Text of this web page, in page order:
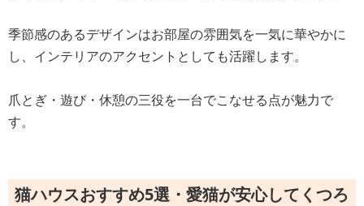
季節感のあるデザインはお部屋の雰囲気を一気に華やかに
し、インテリアのアクセントとしても活躍します。
爪とぎ・遊び・休憩の三役を一台でこなせる点が魅力で
す。
猫ハウスおすすめ5選・愛猫が安心してくつろ